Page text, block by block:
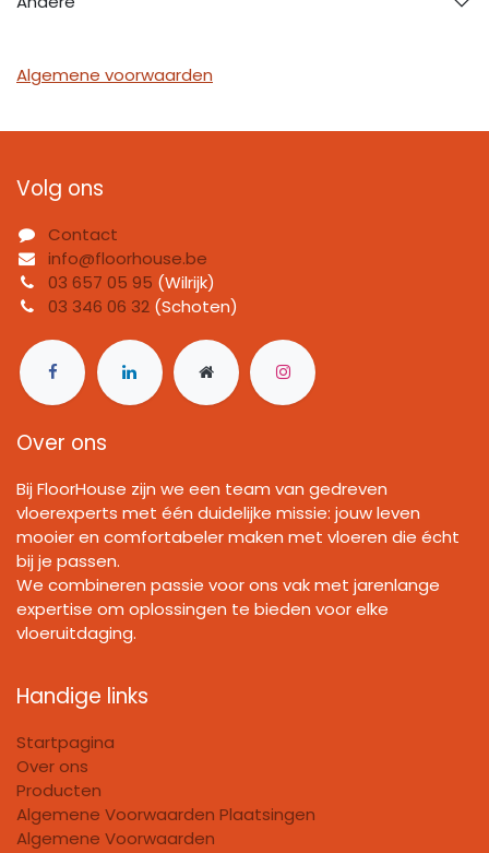
Algemene voorwaarden
Volg ons
Contact
info@floorhouse.be
03 657 05 95 (Wilrijk)
03 346 06 32 (Schoten)
Over ons
Bij FloorHouse zijn we een team van gedreven
vloerexperts met één duidelijke missie: jouw leven
mooier en comfortabeler maken met vloeren die écht
bij je passen.
We combineren passie voor ons vak met jarenlange
expertise om oplossingen te bieden voor elke
vloeruitdaging.
Handige links
Startpagina
Over ons
Producten
Algemene Voorwaarden Plaatsingen
Algemene Voorwaarden